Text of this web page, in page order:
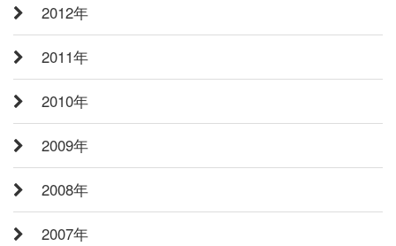
2012年
2011年
2010年
2009年
2008年
2007年